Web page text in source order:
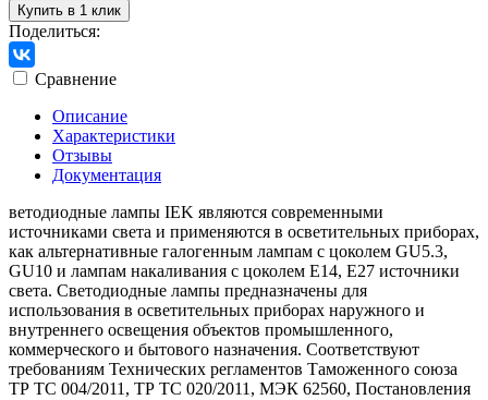
Купить в 1 клик
Поделиться:
Сравнение
Описание
Характеристики
Отзывы
Документация
ветодиодные лампы IEK являются современными
источниками света и применяются в осветительных приборах,
как альтернативные галогенным лампам с цоколем GU5.3,
GU10 и лампам накаливания с цоколем Е14, Е27 источники
света. Светодиодные лампы предназначены для
использования в осветительных приборах наружного и
внутреннего освещения объектов промышленного,
коммерческого и бытового назначения. Соответствуют
требованиям Технических регламентов Таможенного союза
ТР ТС 004/2011, ТР ТС 020/2011, МЭК 62560, Постановления